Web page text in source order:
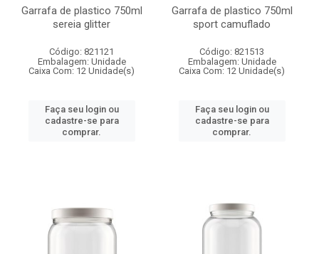
Garrafa de plastico 750ml
sereia glitter
Código: 821121
Embalagem: Unidade
Caixa Com: 12 Unidade(s)
Faça seu login ou
cadastre-se para
comprar.
Garrafa de plastico 750ml
sport camuflado
Código: 821513
Embalagem: Unidade
Caixa Com: 12 Unidade(s)
Faça seu login ou
cadastre-se para
comprar.